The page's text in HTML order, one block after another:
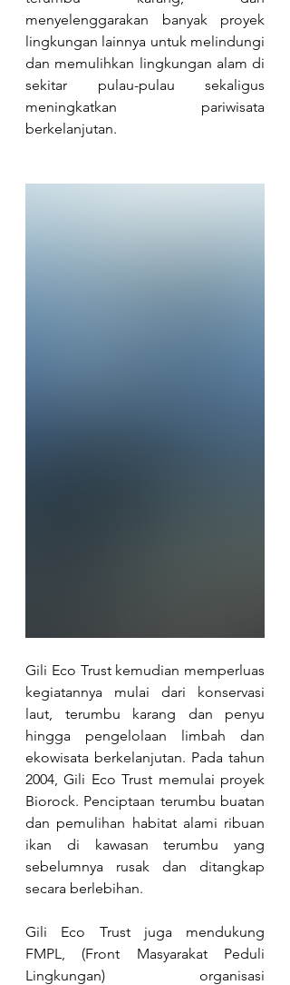
menyelenggarakan banyak proyek
lingkungan lainnya untuk melindungi
dan memulihkan lingkungan alam di
sekitar pulau-pulau sekaligus
meningkatkan pariwisata
berkelanjutan.
Gili Eco Trust kemudian memperluas
kegiatannya mulai dari konservasi
laut, terumbu karang dan penyu
hingga pengelolaan limbah dan
ekowisata berkelanjutan. Pada tahun
2004, Gili Eco Trust memulai proyek
Biorock. Penciptaan terumbu buatan
dan pemulihan habitat alami ribuan
ikan di kawasan terumbu yang
sebelumnya rusak dan ditangkap
secara berlebihan.
Gili Eco Trust juga mendukung
FMPL, (Front Masyarakat Peduli
Lingkungan) organisasi